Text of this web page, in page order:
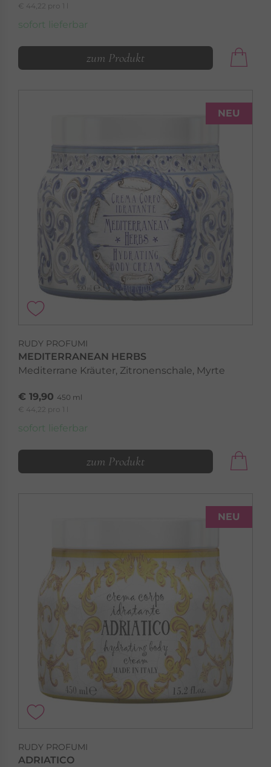
€ 44,22 pro 1 l
sofort lieferbar
zum Produkt
NEU
RUDY PROFUMI
MEDITERRANEAN HERBS
Mediterrane Kräuter, Zitronenschale, Myrte
€ 19,90 450 ml
€ 44,22 pro 1 l
sofort lieferbar
zum Produkt
NEU
RUDY PROFUMI
ADRIATICO